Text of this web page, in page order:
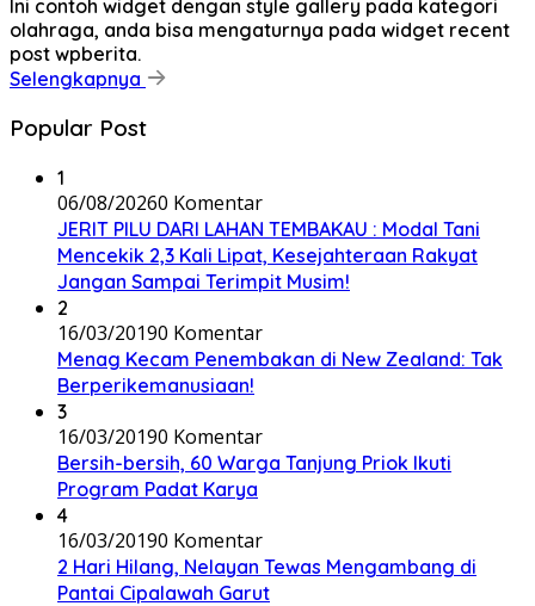
Ini contoh widget dengan style gallery pada kategori
olahraga, anda bisa mengaturnya pada widget recent
post wpberita.
Selengkapnya
Popular Post
1
06/08/20260 Komentar
JERIT PILU DARI LAHAN TEMBAKAU ​: Modal Tani
Mencekik 2,3 Kali Lipat, Kesejahteraan Rakyat
Jangan Sampai Terimpit Musim!
2
16/03/20190 Komentar
Menag Kecam Penembakan di New Zealand: Tak
Berperikemanusiaan!
3
16/03/20190 Komentar
Bersih-bersih, 60 Warga Tanjung Priok Ikuti
Program Padat Karya
4
16/03/20190 Komentar
2 Hari Hilang, Nelayan Tewas Mengambang di
Pantai Cipalawah Garut